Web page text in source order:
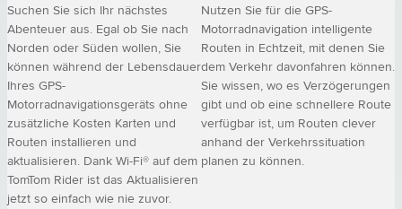
Suchen Sie sich Ihr nächstes
Abenteuer aus. Egal ob Sie nach
Norden oder Süden wollen, Sie
können während der Lebensdauer
Ihres GPS-
Motorradnavigationsgeräts ohne
zusätzliche Kosten Karten und
Routen installieren und
aktualisieren. Dank Wi-Fi® auf dem
TomTom Rider ist das Aktualisieren
jetzt so einfach wie nie zuvor.
Nutzen Sie für die GPS-
Motorradnavigation intelligente
Routen in Echtzeit, mit denen Sie
dem Verkehr davonfahren können.
Sie wissen, wo es Verzögerungen
gibt und ob eine schnellere Route
verfügbar ist, um Routen clever
anhand der Verkehrssituation
planen zu können.